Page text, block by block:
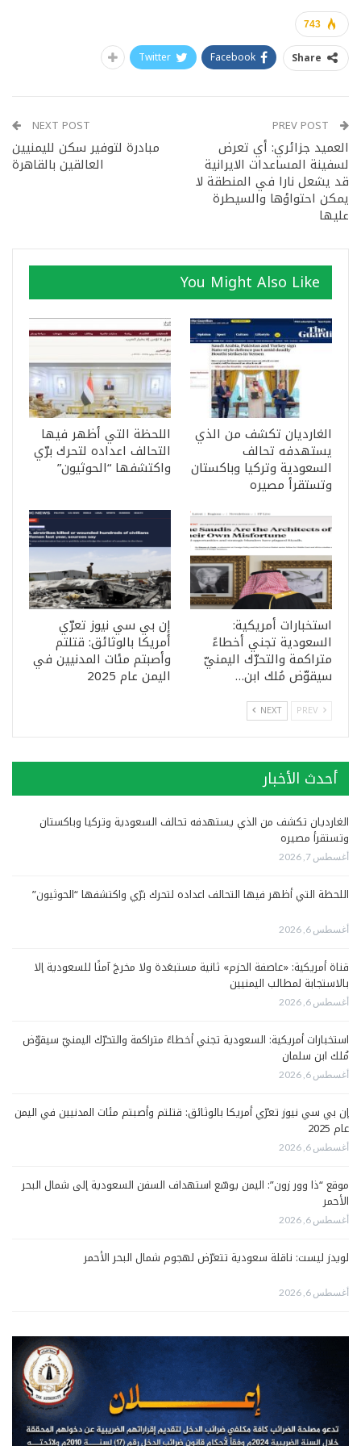
743
Share
Facebook
Twitter
العميد جزائري: أي تعرض
لسفينة المساعدات الايرانية
قد يشعل نارا في المنطقة لا
يمكن احتواؤها والسيطرة
عليها
NEXT POST
مبادرة لتوفير سكن لليمنيين
العالقين بالقاهرة
You Might Also Like
الغارديان تكشف من الذي
يستهدفه تحالف
السعودية وتركيا وباكستان
وتستقرأ مصيره
اللحظة التي أظهر فيها
التحالف اعداده لتحرك برّي
واكتشفها “الحوثيون”
استخبارات أمريكية:
السعودية تجني أخطاءً
متراكمة والتحرّك اليمنيّ
سيقوّض مُلك ابن…
إن بي سي نيوز تعرّي
أمريكا بالوثائق: قتلتم
وأصبتم مئات المدنيين في
اليمن عام 2025
NEXT
أحدث الأخبار
الغارديان تكشف من الذي يستهدفه تحالف السعودية وتركيا وباكستان
وتستقرأ مصيره
أغسطس 7, 2026
اللحظة التي أظهر فيها التحالف اعداده لتحرك برّي واكتشفها “الحوثيون”
أغسطس 6, 2026
قناة أمريكية: «عاصفة الحزم» ثانية مستبعَدة ولا مخرجَ آمنًا للسعودية إلا
بالاستجابة لمطالب اليمنيين
أغسطس 6, 2026
استخبارات أمريكية: السعودية تجني أخطاءً متراكمة والتحرّك اليمنيّ سيقوّض
مُلك ابن سلمان
أغسطس 6, 2026
إن بي سي نيوز تعرّي أمريكا بالوثائق: قتلتم وأصبتم مئات المدنيين في اليمن
عام 2025
أغسطس 6, 2026
موقع “ذا وور زون”: اليمن يوسّع استهداف السفن السعودية إلى شمال البحر
الأحمر
أغسطس 6, 2026
لويدز ليست: ناقلة سعودية تتعرّض لهجوم شمال البحر الأحمر
أغسطس 6, 2026